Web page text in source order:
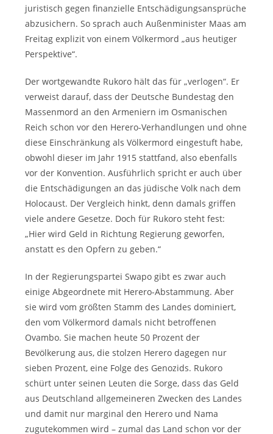
juristisch gegen finanzielle Entschädigungsansprüche
abzusichern. So sprach auch Außenminister Maas am
Freitag explizit von einem Völkermord „aus heutiger
Perspektive“.
Der wortgewandte Rukoro hält das für „verlogen“. Er
verweist darauf, dass der Deutsche Bundestag den
Massenmord an den Armeniern im Osmanischen
Reich schon vor den Herero-Verhandlungen und ohne
diese Einschränkung als Völkermord eingestuft habe,
obwohl dieser im Jahr 1915 stattfand, also ebenfalls
vor der Konvention. Ausführlich spricht er auch über
die Entschädigungen an das jüdische Volk nach dem
Holocaust. Der Vergleich hinkt, denn damals griffen
viele andere Gesetze. Doch für Rukoro steht fest:
„Hier wird Geld in Richtung Regierung geworfen,
anstatt es den Opfern zu geben.“
In der Regierungspartei Swapo gibt es zwar auch
einige Abgeordnete mit Herero-Abstammung. Aber
sie wird vom größten Stamm des Landes dominiert,
den vom Völkermord damals nicht betroffenen
Ovambo. Sie machen heute 50 Prozent der
Bevölkerung aus, die stolzen Herero dagegen nur
sieben Prozent, eine Folge des Genozids. Rukoro
schürt unter seinen Leuten die Sorge, dass das Geld
aus Deutschland allgemeineren Zwecken des Landes
und damit nur marginal den Herero und Nama
zugutekommen wird – zumal das Land schon vor der